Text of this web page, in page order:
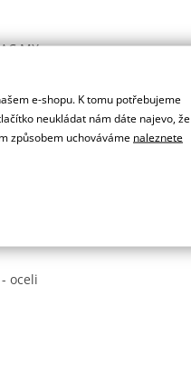
MX
oceli
e-shopu. K tomu potřebujeme
neukládat nám dáte najevo, že
způsobem uchováváme naleznete